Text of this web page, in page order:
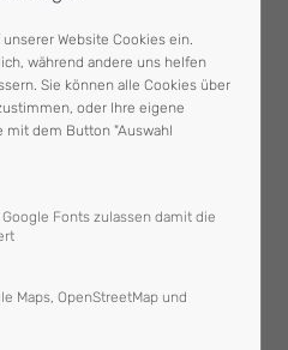
existiert leider nicht.
existiert leider nicht.
der Jugendgruppen für
dem 11. Mai in
diesem Tag das erste Mal
heuer erstmals nach vielen
beim Abschnitts- und
dürfen wir uns bei der
Website Cookies ein.
während andere uns helfen
Sie können alle Cookies über
oder Ihre eigene
mit dem Button "Auswahl
Fonts zulassen damit die
Maps, OpenStreetMap und